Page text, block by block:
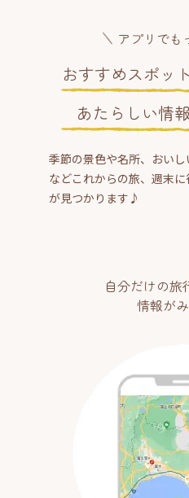
アプリでも
おすすめスポッ
あたらしい情
季節の景色や名所、おい
などこれからの旅、週末
が見つかります♪
自分だけの旅
情報が